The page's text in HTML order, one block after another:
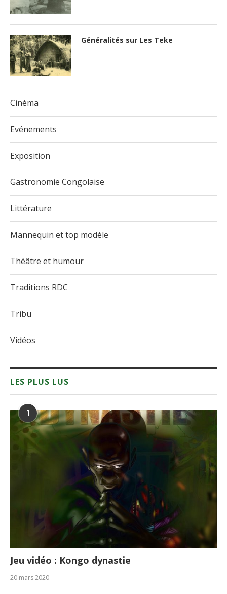
Généralités sur Les Teke
Cinéma
Evénements
Exposition
Gastronomie Congolaise
Littérature
Mannequin et top modèle
Théâtre et humour
Traditions RDC
Tribu
Vidéos
LES PLUS LUS
1
Jeu vidéo : Kongo dynastie
20 mars 2020